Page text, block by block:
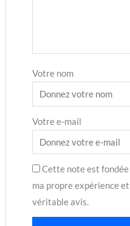
Votre nom
Votre e-mail
Cette note est fondée
ma propre expérience
véritable avis.